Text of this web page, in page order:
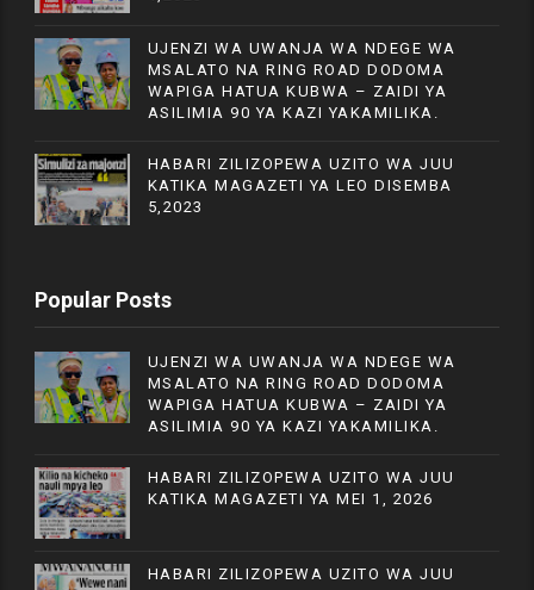
UJENZI WA UWANJA WA NDEGE WA
MSALATO NA RING ROAD DODOMA
WAPIGA HATUA KUBWA – ZAIDI YA
ASILIMIA 90 YA KAZI YAKAMILIKA.
HABARI ZILIZOPEWA UZITO WA JUU
KATIKA MAGAZETI YA LEO DISEMBA
5,2023
Popular Posts
UJENZI WA UWANJA WA NDEGE WA
MSALATO NA RING ROAD DODOMA
WAPIGA HATUA KUBWA – ZAIDI YA
ASILIMIA 90 YA KAZI YAKAMILIKA.
HABARI ZILIZOPEWA UZITO WA JUU
KATIKA MAGAZETI YA MEI 1, 2026
HABARI ZILIZOPEWA UZITO WA JUU